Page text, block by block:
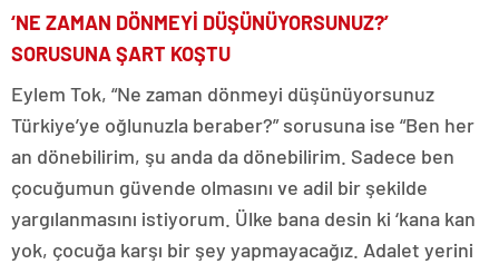
‘NE ZAMAN DÖNMEYİ DÜŞÜNÜYORSUNUZ?’
SORUSUNA ŞART KOŞTU
Eylem Tok, “Ne zaman dönmeyi düşünüyorsunuz
Türkiye’ye oğlunuzla beraber?” sorusuna ise “Ben her
an dönebilirim, şu anda da dönebilirim. Sadece ben
çocuğumun güvende olmasını ve adil bir şekilde
yargılanmasını istiyorum. Ülke bana desin ki ‘kana kan
yok, çocuğa karşı bir şey yapmayacağız. Adalet yerini